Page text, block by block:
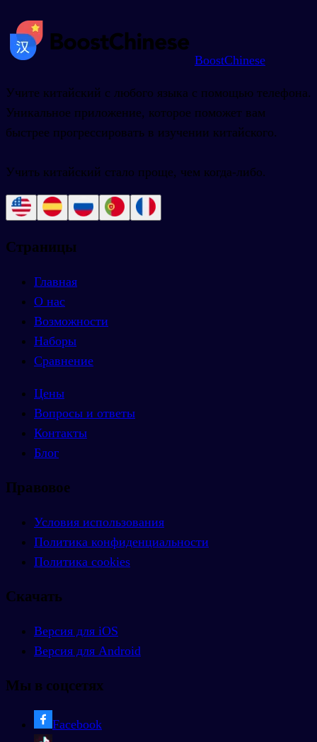
BoostChinese
Учите китайский с любого языка с помощью телефона.
Уникальное приложение, которое поможет вам
быстрее прогрессировать в изучении китайского.
Учить китайский стало проще, чем когда-либо.
Страницы
Главная
О нас
Возможности
Наборы
Сравнение
Цены
Вопросы и ответы
Контакты
Блог
Правовое
Условия использования
Политика конфиденциальности
Политика cookies
Скачать
Версия для iOS
Версия для Android
Мы в соцсетях
Facebook